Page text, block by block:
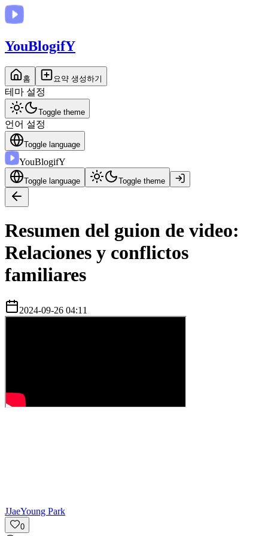
YouBlogifY
홈 요약 생성하기
테마 설정
Toggle theme
언어 설정
Toggle language
YouBlogifY
Toggle language Toggle theme
Resumen del guion de video:
Relaciones y conflictos
familiares
2024-09-26 04:11
JJaeYoung Park
0